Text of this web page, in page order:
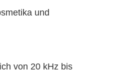
und
von 20 kHz bis